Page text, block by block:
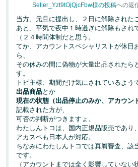
Seller_Yzt9tOjQjcFbw様の投稿への返
当方、元旦に提出し、２日に解除された
あと、平気で夜中１時過ぎに解除もされ
（２４時間体制だと思う。
てか、アカウントスペシャリストが休日
ら、
その休みの間に偽物が大量出品されたら
す。
トピ主様、期間だけ気にされているよう
出品商品とか
現在の状態（出品停止のみか、アカウン
記載された方が、
可否の判断がつきますょ。
わたしんトコは、国内正規品販売であり、
アカスペも日本人が対応。
ちなみにわたしんトコでは真贋審査、該
です。
（アカウントまでは全く影響していな